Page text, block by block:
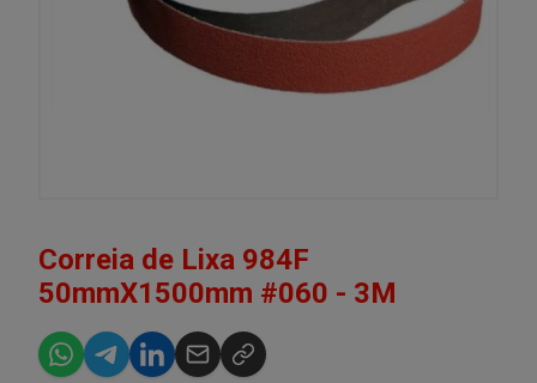
Correia de Lixa 984F
50mmX1500mm #060 - 3M